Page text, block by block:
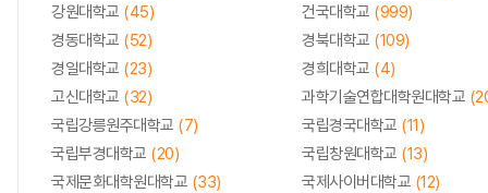
강원대학교 (45) 건국대학교 (999)
경동대학교 (52) 경북대학교 (109)
경일대학교 (23) 경희대학교 (4)
고신대학교 (32) 과학기술연합대학원대학교
국립강릉원주대학교 (7) 국립경국대학교 (11)
국립부경대학교 (20) 국립창원대학교 (13)
국제문화대학원대학교 (33) 국제사이버대학교 (12)